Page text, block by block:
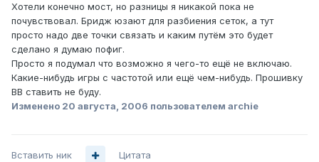
Хотели конечно мост, но разницы я никакой пока не
почувствовал. Бридж юзают для разбиения сеток, а тут
просто надо две точки связать и каким путём это будет
сделано я думаю пофиг.
Просто я подумал что возможно я чего-то ещё не включаю.
Какие-нибудь игры с частотой или ещё чем-нибудь. Прошивку
BB ставить не буду.
Изменено 20 августа, 2006 пользователем archie
Вставить ник Цитата